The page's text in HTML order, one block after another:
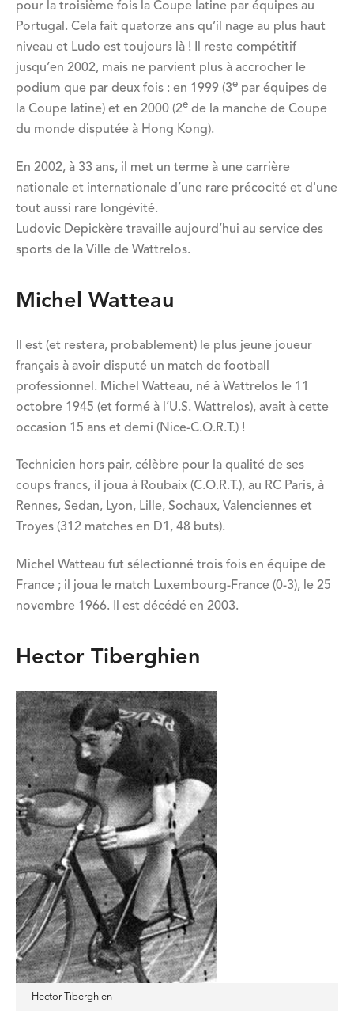
pour la troisième fois la Coupe latine par équipes au
Portugal. Cela fait quatorze ans qu’il nage au plus haut
niveau et Ludo est toujours là ! Il reste compétitif
jusqu’en 2002, mais ne parvient plus à accrocher le
podium que par deux fois : en 1999 (3e par équipes de
la Coupe latine) et en 2000 (2e de la manche de Coupe
du monde disputée à Hong Kong).
En 2002, à 33 ans, il met un terme à une carrière
nationale et internationale d’une rare précocité et d'une
tout aussi rare longévité.
Ludovic Depickère travaille aujourd’hui au service des
sports de la Ville de Wattrelos.
Michel Watteau
Il est (et restera, probablement) le plus jeune joueur
français à avoir disputé un match de football
professionnel. Michel Watteau, né à Wattrelos le 11
octobre 1945 (et formé à l’U.S. Wattrelos), avait à cette
occasion 15 ans et demi (Nice-C.O.R.T.) !
Technicien hors pair, célèbre pour la qualité de ses
coups francs, il joua à Roubaix (C.O.R.T.), au RC Paris, à
Rennes, Sedan, Lyon, Lille, Sochaux, Valenciennes et
Troyes (312 matches en D1, 48 buts).
Michel Watteau fut sélectionné trois fois en équipe de
France ; il joua le match Luxembourg-France (0-3), le 25
novembre 1966. Il est décédé en 2003.
Hector Tiberghien
Hector Tiberghien